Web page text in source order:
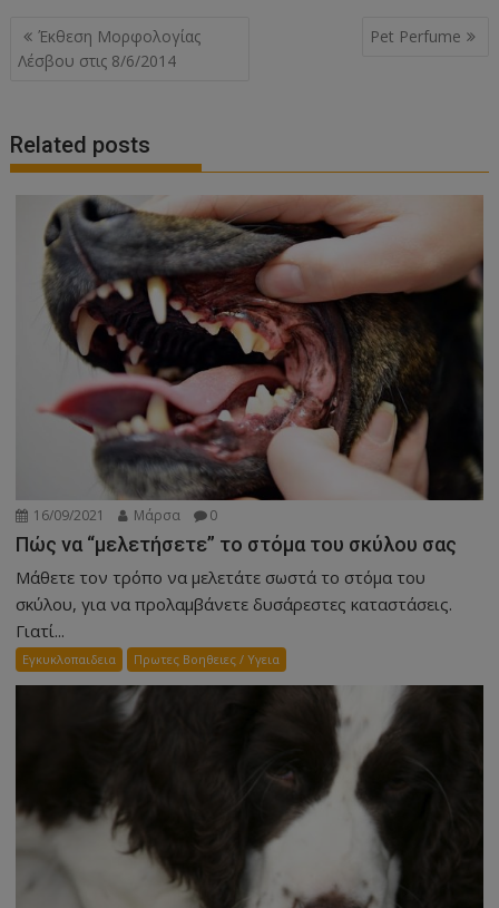
Post
navigation
Έκθεση Μορφολογίας
Λέσβου στις 8/6/2014
Pet Perfume
Related posts
16/09/2021 Μάρσα 0
Πώς να “μελετήσετε” το στόμα του σκύλου σας
Μάθετε τον τρόπο να μελετάτε σωστά το στόμα του
σκύλου, για να προλαμβάνετε δυσάρεστες καταστάσεις.
Γιατί...
Εγκυκλοπαιδεια Πρωτες Βοηθειες / Υγεια